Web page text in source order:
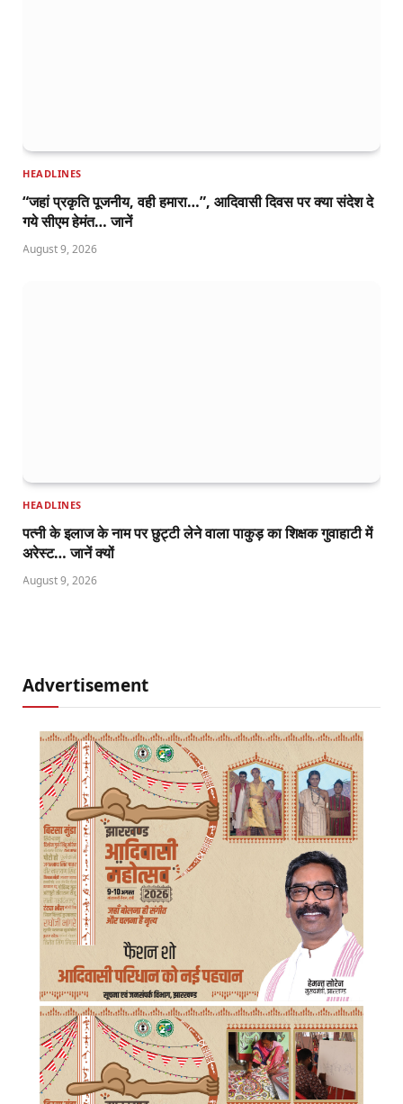
HEADLINES
“जहां प्रकृति पूजनीय, वही हमारा…”, आदिवासी दिवस पर क्या संदेश दे
गये सीएम हेमंत… जानें
August 9, 2026
HEADLINES
पत्नी के इलाज के नाम पर छुट्टी लेने वाला पाकुड़ का शिक्षक गुवाहाटी में
अरेस्ट… जानें क्यों
August 9, 2026
Advertisement